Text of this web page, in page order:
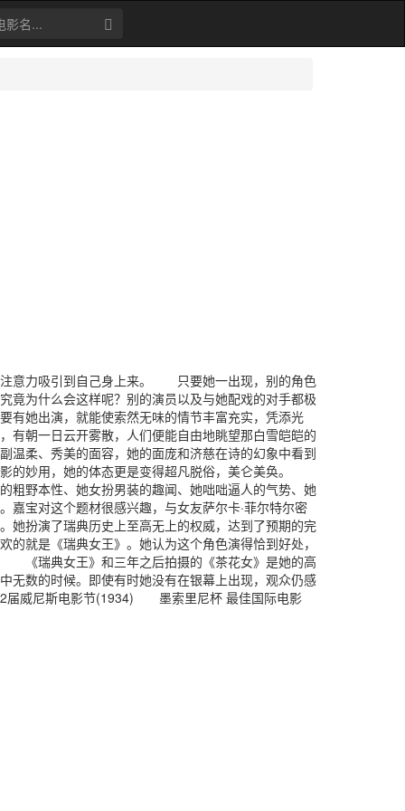
力吸引到自己身上来。 只要她一出现，别的角色
竟为什么会这样呢？别的演员以及与她配戏的对手都极
有她出演，就能使索然无味的情节丰富充实，凭添光
有朝一日云开雾散，人们便能自由地眺望那白雪皑皑的
柔、秀美的面容，她的面庞和济慈在诗的幻象中看到
的妙用，她的体态更是变得超凡脱俗，美仑美奂。
粗野本性、她女扮男装的趣闻、她咄咄逼人的气势、她
嘉宝对这个题材很感兴趣，与女友萨尔卡·菲尔特尔密
她扮演了瑞典历史上至高无上的权威，达到了预期的完
的就是《瑞典女王》。她认为这个角色演得恰到好处，
《瑞典女王》和三年之后拍摄的《茶花女》是她的高
无数的时候。即使有时她没有在银幕上出现，观众仍感
威尼斯电影节(1934) 墨索里尼杯 最佳国际电影